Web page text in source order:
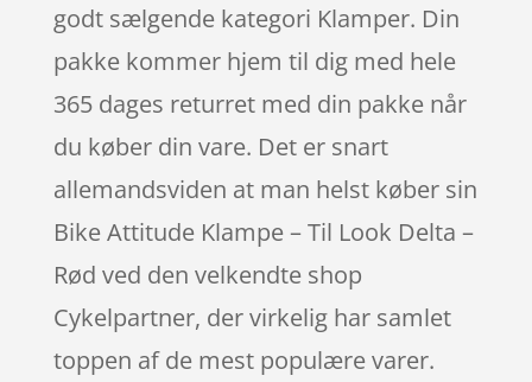
godt sælgende kategori Klamper. Din
pakke kommer hjem til dig med hele
365 dages returret med din pakke når
du køber din vare. Det er snart
allemandsviden at man helst køber sin
Bike Attitude Klampe – Til Look Delta –
Rød ved den velkendte shop
Cykelpartner, der virkelig har samlet
toppen af de mest populære varer.